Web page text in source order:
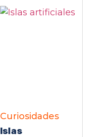
Curiosidades
Islas